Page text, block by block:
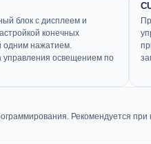
блок с дисплеем и
конечных
одним нажатием.
управления освещением по
Рекомендуется при